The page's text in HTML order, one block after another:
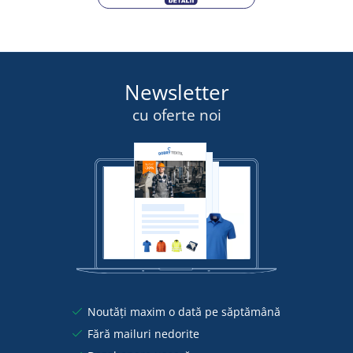
Newsletter
cu oferte noi
Noutăți maxim o dată pe săptămână
Fără mailuri nedorite